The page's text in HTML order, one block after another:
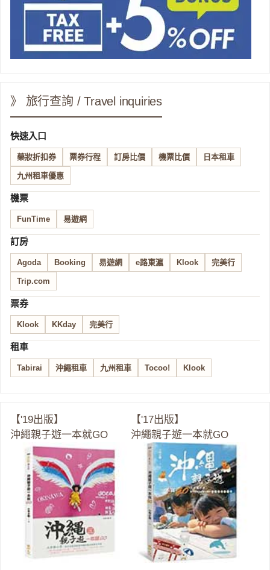
》 旅行查詢 / Travel inquiries
快速入口
藥妝折扣券 票券行程 訂房比價 機票比價 日本租車
九州租車優惠
機票
FunTime 易遊網
訂房
Agoda Booking 易遊網 e路東瀛 Klook 完美行
Trip.com
票券
Klook KKday 完美行
租車
Tabirai 沖繩租車 九州租車 Tocoo! Klook
【'19出版】
沖繩親子遊一本就GO
【'17出版】
沖繩親子遊一本就GO